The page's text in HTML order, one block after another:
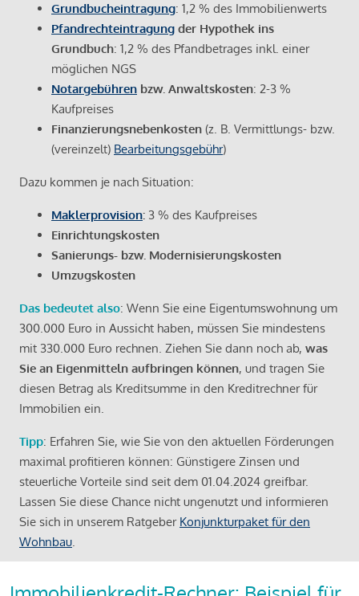
Grundbucheintragung: 1,2 % des Immobilienwerts
Pfandrechteintragung der Hypothek ins
Grundbuch: 1,2 % des Pfandbetrages inkl. einer
möglichen NGS
Notargebühren bzw. Anwaltskosten: 2-3 %
Kaufpreises
Finanzierungsnebenkosten (z. B. Vermittlungs- bzw.
(vereinzelt) Bearbeitungsgebühr)
Dazu kommen je nach Situation:
Maklerprovision: 3 % des Kaufpreises
Einrichtungskosten
Sanierungs- bzw. Modernisierungskosten
Umzugskosten
Das bedeutet also: Wenn Sie eine Eigentumswohnung um
300.000 Euro in Aussicht haben, müssen Sie mindestens
mit 330.000 Euro rechnen. Ziehen Sie dann noch ab, was
Sie an Eigenmitteln aufbringen können, und tragen Sie
diesen Betrag als Kreditsumme in den Kreditrechner für
Immobilien ein.
Tipp: Erfahren Sie, wie Sie von den aktuellen Förderungen
maximal profitieren können: Günstigere Zinsen und
steuerliche Vorteile sind seit dem 01.04.2024 greifbar.
Lassen Sie diese Chance nicht ungenutzt und informieren
Sie sich in unserem Ratgeber Konjunkturpaket für den
Wohnbau.